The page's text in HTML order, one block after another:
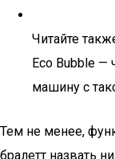
Читайте
Eco Bubble —
машину с
Тем не менее,
бралетт назвать